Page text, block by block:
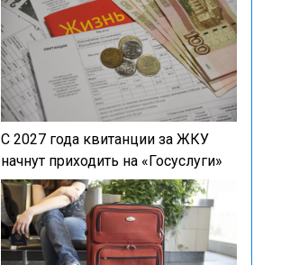
С 2027 года квитанции за ЖКУ
начнут приходить на «Госуслуги»